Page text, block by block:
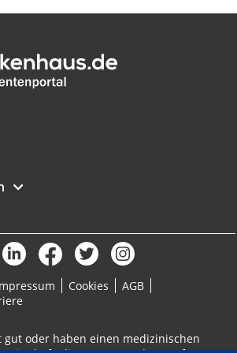
Cookies
AGB
oder haben einen medizinischen
zur Auswahl
von Inhalten
durch Statistiken
von Daten aus
Verbesserung der
Daten zur Auswahl